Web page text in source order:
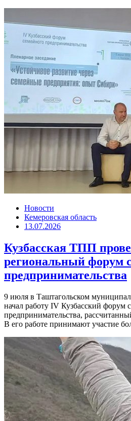
Новости
Кемеровская область
13.07.2026
Кузбасская ТПП
региональный форум
предпринимательства
9 июля в Таштагольском
начал работу IV Кузбасский форум
предпринимательства,
В его работе принимают участие